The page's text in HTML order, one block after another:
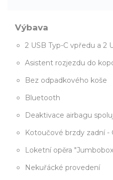
Výbava
2 USB Typ-C vpředu a 2
Asistent rozjezdu do
Bez odpadkového koše
Bluetooth
Deaktivace airbagu
Kotoučové brzdy zadní -
Loketní opěra
Nekuřácké provedení